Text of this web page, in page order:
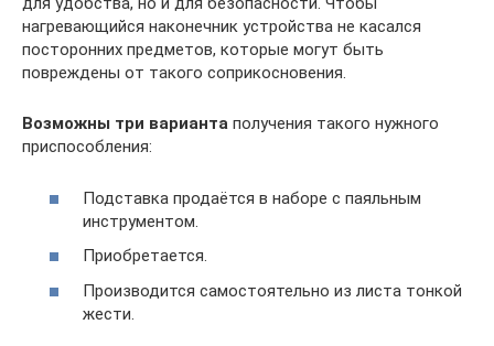
нагревающийся наконечник устройства не касался
посторонних предметов, которые могут быть
повреждены от такого соприкосновения.
Возможны три варианта получения такого нужного
приспособления:
Подставка продаётся в наборе с паяльным
инструментом.
Приобретается.
Производится самостоятельно из листа тонкой
жести.